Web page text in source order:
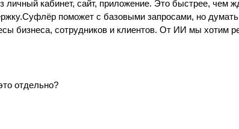
кабинет, сайт, приложение. Это быстрее, чем
поможет с базовыми запросами, но
бизнеса, сотрудников и клиентов. От ИИ мы хотим
отдельно?